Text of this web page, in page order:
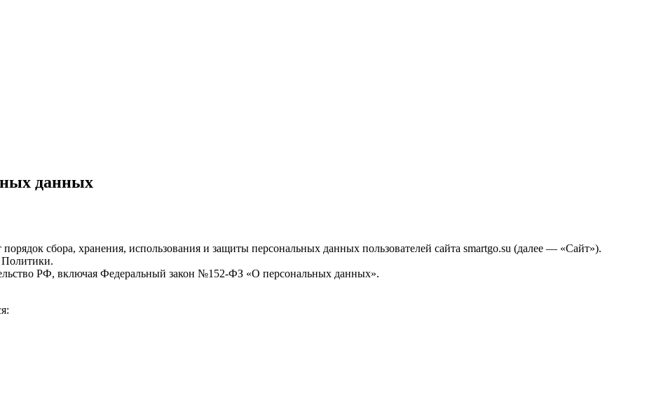
данных
сбора, хранения, использования и защиты персональных данных пользователей сайта smartgo.su (далее — «Сайт»).
Политики.
РФ, включая Федеральный закон №152-ФЗ «О персональных данных».